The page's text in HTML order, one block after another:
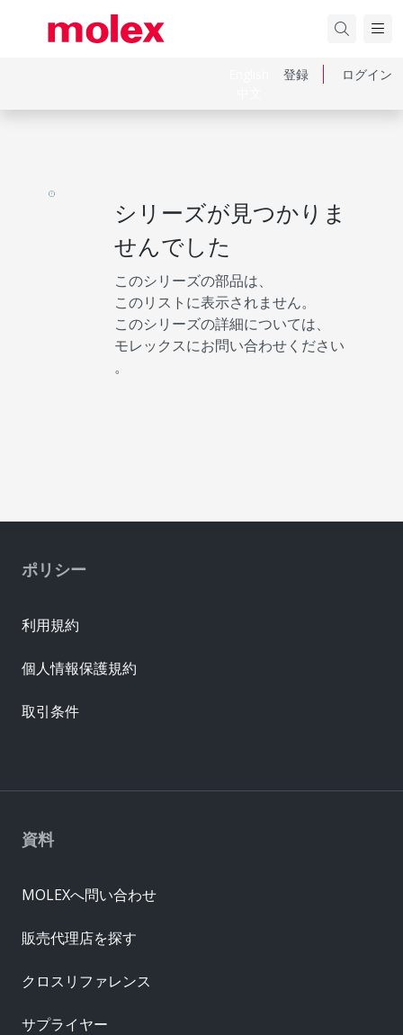
登録 ログイン
シリーズが見つかりま
せんでした
このシリーズの部品は、
このリストに表示されません。
このシリーズの詳細については、
モレックスにお問い合わせください
。
資料
MOLEXへ問い合わせ
販売代理店を探す
クロスリファレンス
サプライヤー
ポリシー
利用規約
個人情報保護規約
取引条件